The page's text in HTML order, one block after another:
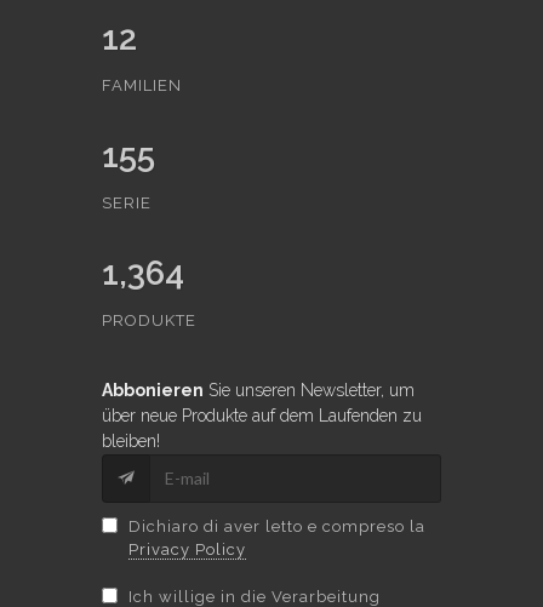
12
FAMILIEN
155
SERIE
1,364
PRODUKTE
Abbonieren Sie unseren Newsletter, um
über neue Produkte auf dem Laufenden zu
bleiben!
Dichiaro di aver letto e compreso la
Privacy Policy
Ich willige in die Verarbeitung